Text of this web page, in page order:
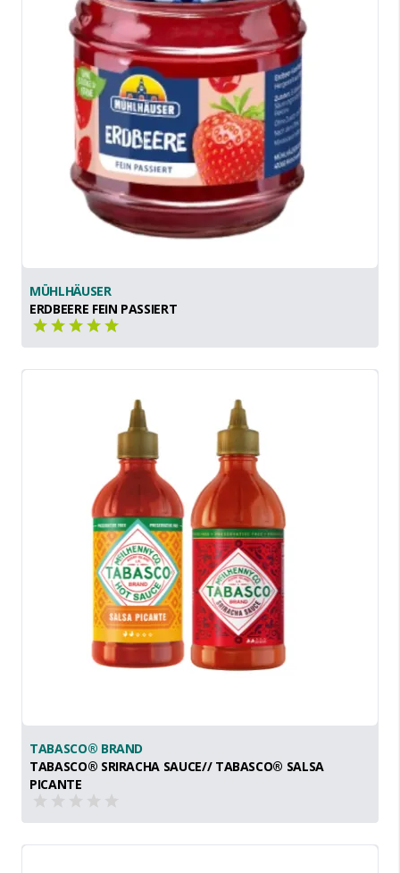
MÜHLHÄUSER
ERDBEERE FEIN PASSIERT
TABASCO® BRAND
TABASCO® SRIRACHA SAUCE// TABASCO® SALSA
PICANTE